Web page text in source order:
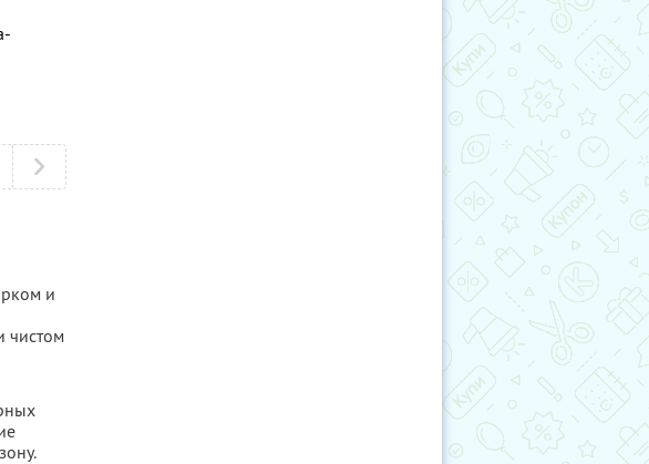
и
чистом